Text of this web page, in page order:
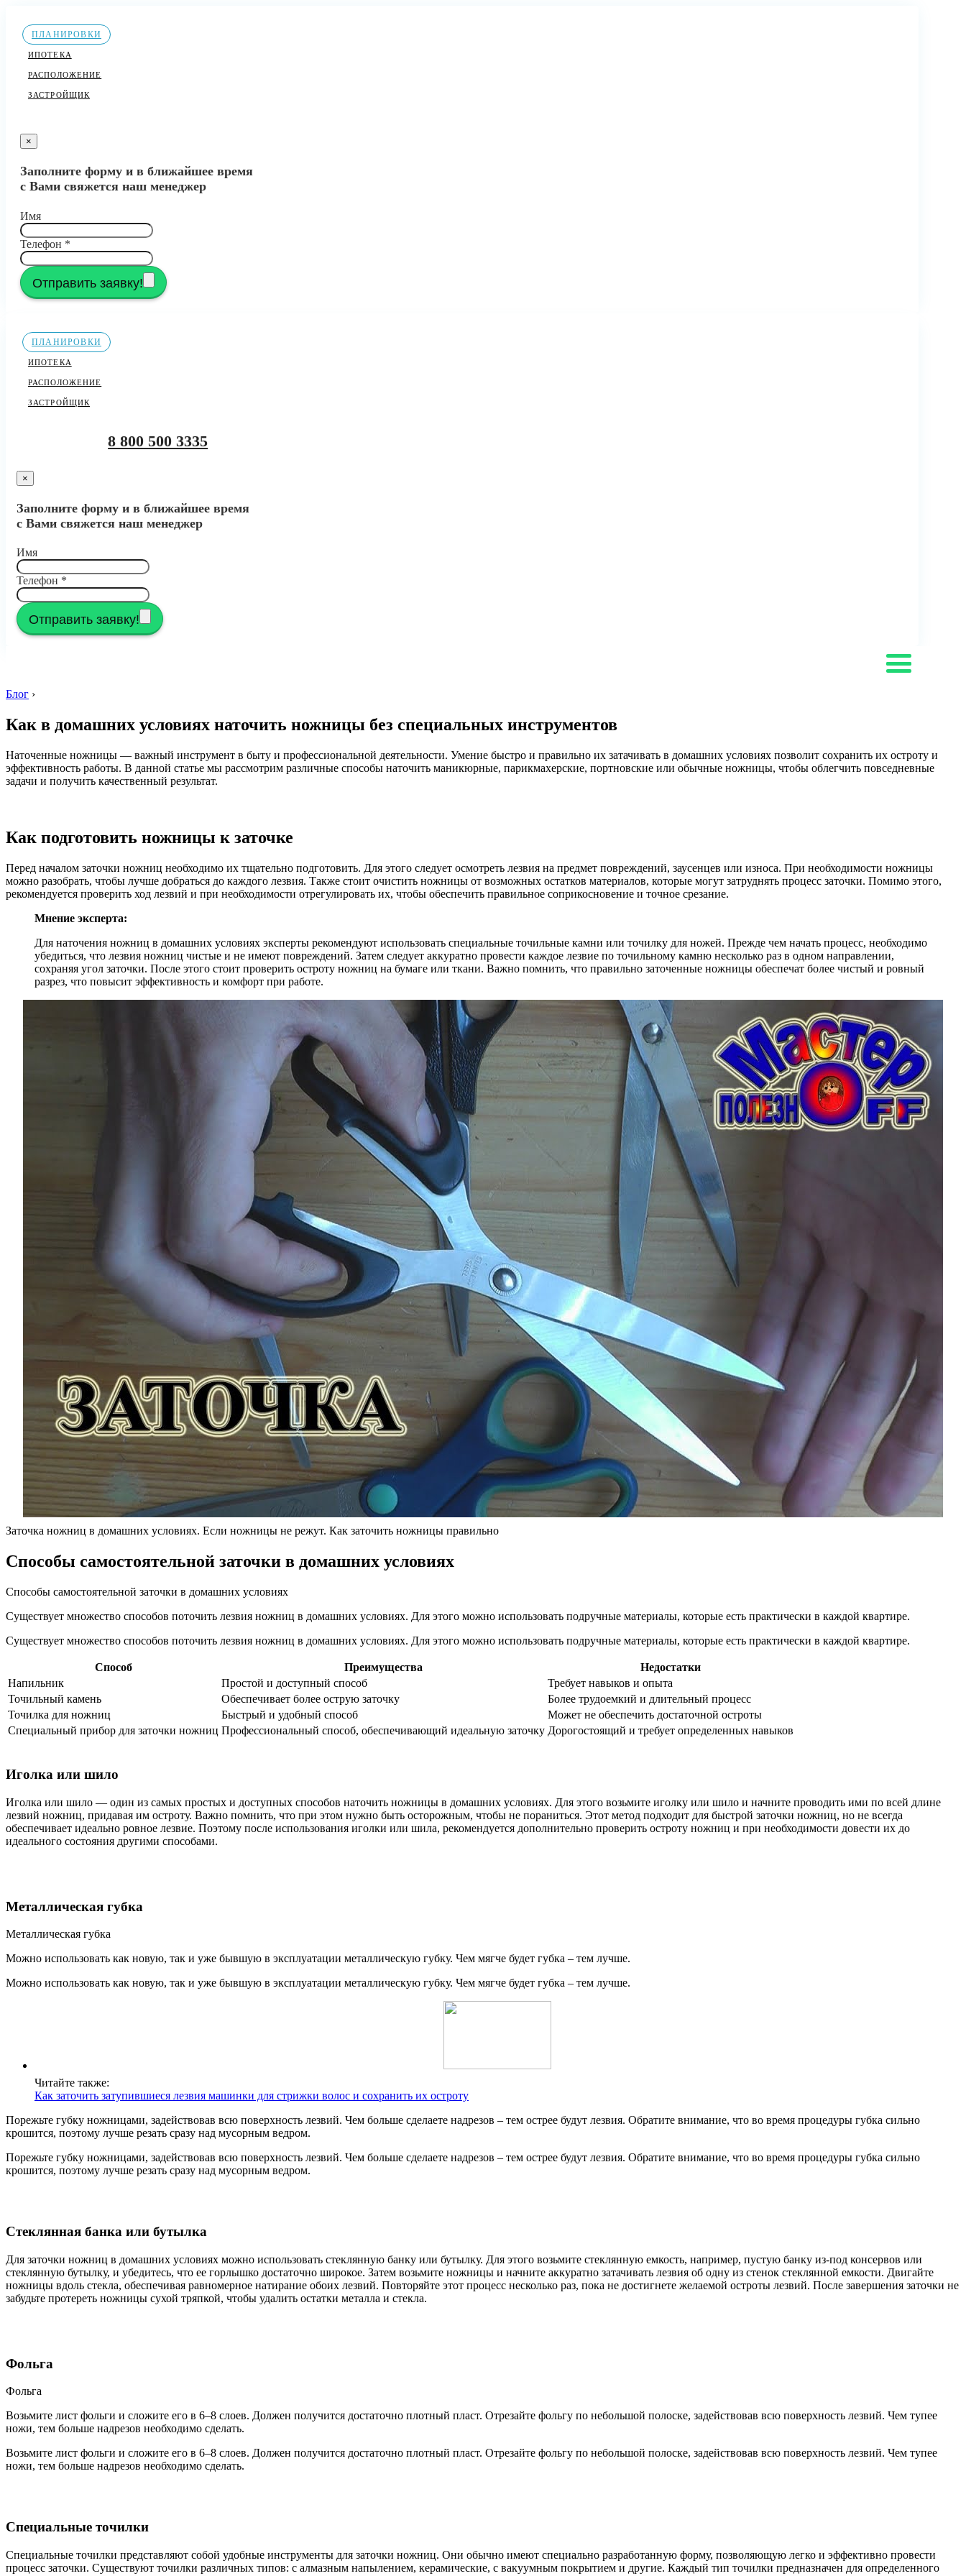
ПЛАНИРОВКИ
ИПОТЕКА
РАСПОЛОЖЕНИЕ
ЗАСТРОЙЩИК
×
Заполните форму и в ближайшее время
с Вами свяжется наш менеджер
Имя
Телефон *
Отправить заявку!
ПЛАНИРОВКИ
ИПОТЕКА
РАСПОЛОЖЕНИЕ
ЗАСТРОЙЩИК
8 800 500 3335
×
Заполните форму и в ближайшее время
с Вами свяжется наш менеджер
Имя
Телефон *
Отправить заявку!
Блог ›
Как в домашних условиях наточить ножницы без специальных инструментов
Наточенные ножницы — важный инструмент в быту и профессиональной деятельности. Умение быстро и правильно их затачивать в домашних условиях позволит сохранить их остроту и
эффективность работы. В данной статье мы рассмотрим различные способы наточить маникюрные, парикмахерские, портновские или обычные ножницы, чтобы облегчить повседневные
задачи и получить качественный результат.
Как подготовить ножницы к заточке
Перед началом заточки ножниц необходимо их тщательно подготовить. Для этого следует осмотреть лезвия на предмет повреждений, заусенцев или износа. При необходимости ножницы
можно разобрать, чтобы лучше добраться до каждого лезвия. Также стоит очистить ножницы от возможных остатков материалов, которые могут затруднять процесс заточки. Помимо этого,
рекомендуется проверить ход лезвий и при необходимости отрегулировать их, чтобы обеспечить правильное соприкосновение и точное срезание.
Мнение эксперта:
Для наточения ножниц в домашних условиях эксперты рекомендуют использовать специальные точильные камни или точилку для ножей. Прежде чем начать процесс, необходимо
убедиться, что лезвия ножниц чистые и не имеют повреждений. Затем следует аккуратно провести каждое лезвие по точильному камню несколько раз в одном направлении,
сохраняя угол заточки. После этого стоит проверить остроту ножниц на бумаге или ткани. Важно помнить, что правильно заточенные ножницы обеспечат более чистый и ровный
разрез, что повысит эффективность и комфорт при работе.
Заточка ножниц в домашних условиях. Если ножницы не режут. Как заточить ножницы правильно
Способы самостоятельной заточки в домашних условиях
Способы самостоятельной заточки в домашних условиях
Существует множество способов поточить лезвия ножниц в домашних условиях. Для этого можно использовать подручные материалы, которые есть практически в каждой квартире.
Существует множество способов поточить лезвия ножниц в домашних условиях. Для этого можно использовать подручные материалы, которые есть практически в каждой квартире.
Способ Преимущества
Недостатки
Напильник
Простой и доступный способ
Требует навыков и опыта
Точильный камень
Обеспечивает более острую заточку
Более трудоемкий и длительный процесс
Точилка для ножниц
Быстрый и удобный способ
Может не обеспечить достаточной остроты
Специальный прибор для заточки ножниц Профессиональный способ, обеспечивающий идеальную заточку Дорогостоящий и требует определенных навыков
Иголка или шило
Иголка или шило — один из самых простых и доступных способов наточить ножницы в домашних условиях. Для этого возьмите иголку или шило и начните проводить ими по всей длине
лезвий ножниц, придавая им остроту. Важно помнить, что при этом нужно быть осторожным, чтобы не пораниться. Этот метод подходит для быстрой заточки ножниц, но не всегда
обеспечивает идеально ровное лезвие. Поэтому после использования иголки или шила, рекомендуется дополнительно проверить остроту ножниц и при необходимости довести их до
идеального состояния другими способами.
Металлическая губка
Металлическая губка
Можно использовать как новую, так и уже бывшую в эксплуатации металлическую губку. Чем мягче будет губка – тем лучше.
Можно использовать как новую, так и уже бывшую в эксплуатации металлическую губку. Чем мягче будет губка – тем лучше.
Читайте также:
Как заточить затупившиеся лезвия машинки для стрижки волос и сохранить их остроту
Порежьте губку ножницами, задействовав всю поверхность лезвий. Чем больше сделаете надрезов – тем острее будут лезвия. Обратите внимание, что во время процедуры губка сильно
крошится, поэтому лучше резать сразу над мусорным ведром.
Порежьте губку ножницами, задействовав всю поверхность лезвий. Чем больше сделаете надрезов – тем острее будут лезвия. Обратите внимание, что во время процедуры губка сильно
крошится, поэтому лучше резать сразу над мусорным ведром.
Стеклянная банка или бутылка
Для заточки ножниц в домашних условиях можно использовать стеклянную банку или бутылку. Для этого возьмите стеклянную емкость, например, пустую банку из-под консервов или
стеклянную бутылку, и убедитесь, что ее горлышко достаточно широкое. Затем возьмите ножницы и начните аккуратно затачивать лезвия об одну из стенок стеклянной емкости. Двигайте
ножницы вдоль стекла, обеспечивая равномерное натирание обоих лезвий. Повторяйте этот процесс несколько раз, пока не достигнете желаемой остроты лезвий. После завершения заточки не
забудьте протереть ножницы сухой тряпкой, чтобы удалить остатки металла и стекла.
Фольга
Фольга
Возьмите лист фольги и сложите его в 6–8 слоев. Должен получится достаточно плотный пласт. Отрезайте фольгу по небольшой полоске, задействовав всю поверхность лезвий. Чем тупее
ножи, тем больше надрезов необходимо сделать.
Возьмите лист фольги и сложите его в 6–8 слоев. Должен получится достаточно плотный пласт. Отрезайте фольгу по небольшой полоске, задействовав всю поверхность лезвий. Чем тупее
ножи, тем больше надрезов необходимо сделать.
Специальные точилки
Специальные точилки представляют собой удобные инструменты для заточки ножниц. Они обычно имеют специально разработанную форму, позволяющую легко и эффективно провести
процесс заточки. Существуют точилки различных типов: с алмазным напылением, керамические, с вакуумным покрытием и другие. Каждый тип точилки предназначен для определенного